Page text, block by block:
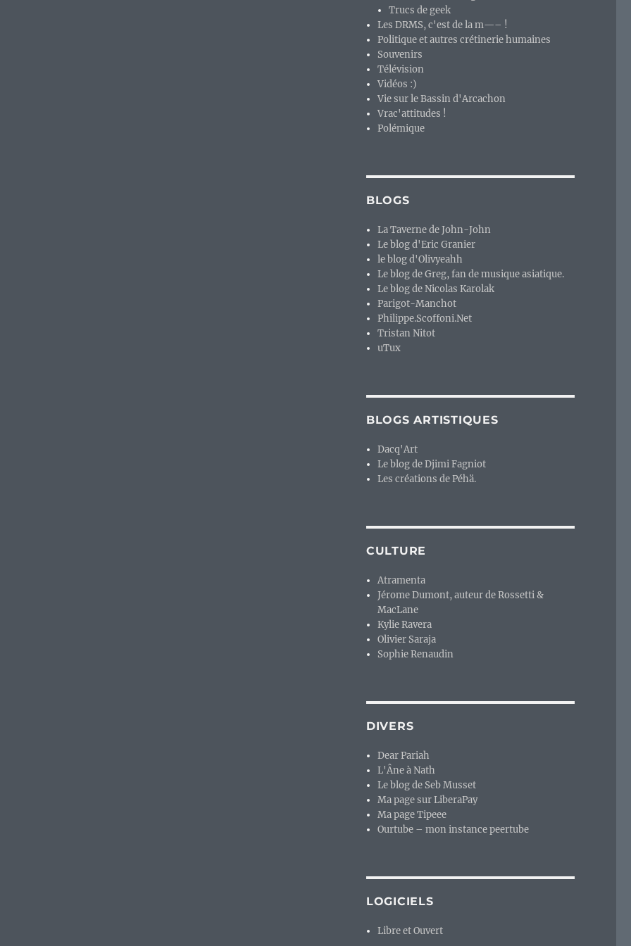
Trucs de geek
Les DRMS, c'est de la m—– !
Politique et autres crétinerie humaines
Souvenirs
Télévision
Vidéos :)
Vie sur le Bassin d'Arcachon
Vrac'attitudes !
Polémique
BLOGS
La Taverne de John-John
Le blog d'Eric Granier
le blog d'Olivyeahh
Le blog de Greg, fan de musique asiatique.
Le blog de Nicolas Karolak
Parigot-Manchot
Philippe.Scoffoni.Net
Tristan Nitot
uTux
BLOGS ARTISTIQUES
Dacq'Art
Le blog de Djimi Fagniot
Les créations de Péhä.
CULTURE
Atramenta
Jérome Dumont, auteur de Rossetti &
MacLane
Kylie Ravera
Olivier Saraja
Sophie Renaudin
DIVERS
Dear Pariah
L'Âne à Nath
Le blog de Seb Musset
Ma page sur LiberaPay
Ma page Tipeee
Ourtube – mon instance peertube
LOGICIELS
Libre et Ouvert